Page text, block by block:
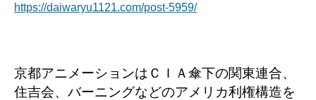
https://daiwaryu1121.com/post-5959/
京都アニメーションはＣＩＡ傘下の関東連合、
住吉会、バーニングなどのアメリカ利権構造を